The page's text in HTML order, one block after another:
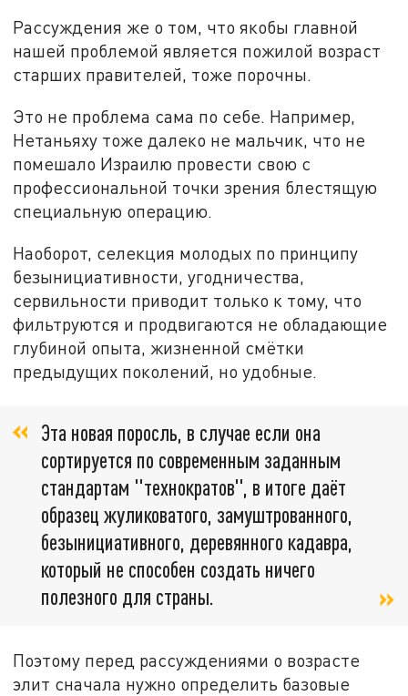
Рассуждения же о том, что якобы главной
нашей проблемой является пожилой возраст
старших правителей, тоже порочны.
Это не проблема сама по себе. Например,
Нетаньяху тоже далеко не мальчик, что не
помешало Израилю провести свою с
профессиональной точки зрения блестящую
специальную операцию.
Наоборот, селекция молодых по принципу
безынициативности, угодничества,
сервильности приводит только к тому, что
фильтруются и продвигаются не обладающие
глубиной опыта, жизненной смётки
предыдущих поколений, но удобные.
Эта новая поросль, в случае если она
сортируется по современным заданным
стандартам "технократов", в итоге даёт
образец жуликоватого, замуштрованного,
безынициативного, деревянного кадавра,
который не способен создать ничего
полезного для страны.
Поэтому перед рассуждениями о возрасте
элит сначала нужно определить базовые